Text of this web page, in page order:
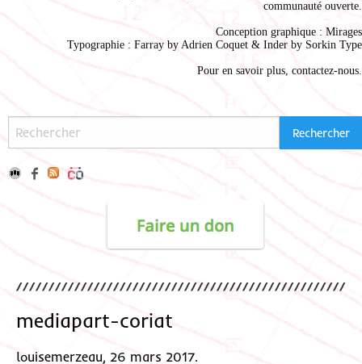
communauté ouverte.
Conception graphique : Mirages
Typographie : Farray by Adrien Coquet & Inder by Sorkin Type
Pour en savoir plus, contactez-nous.
mediapart-coriat
louisemerzeau, 26 mars 2017.